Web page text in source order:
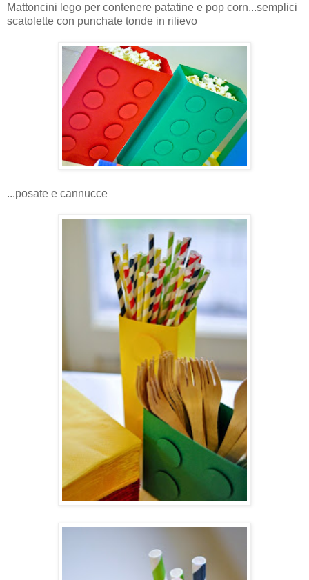
Mattoncini lego per contenere patatine e pop corn...semplici
scatolette con punchate tonde in rilievo
...posate e cannucce